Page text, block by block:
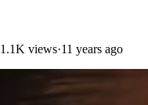
1.1K views·11 years ago